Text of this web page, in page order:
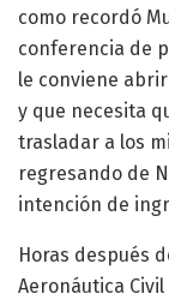
como recordó
conferencia de
le conviene
y que necesita
trasladar a los
regresando de
intención de
Horas después
Aeronáutica